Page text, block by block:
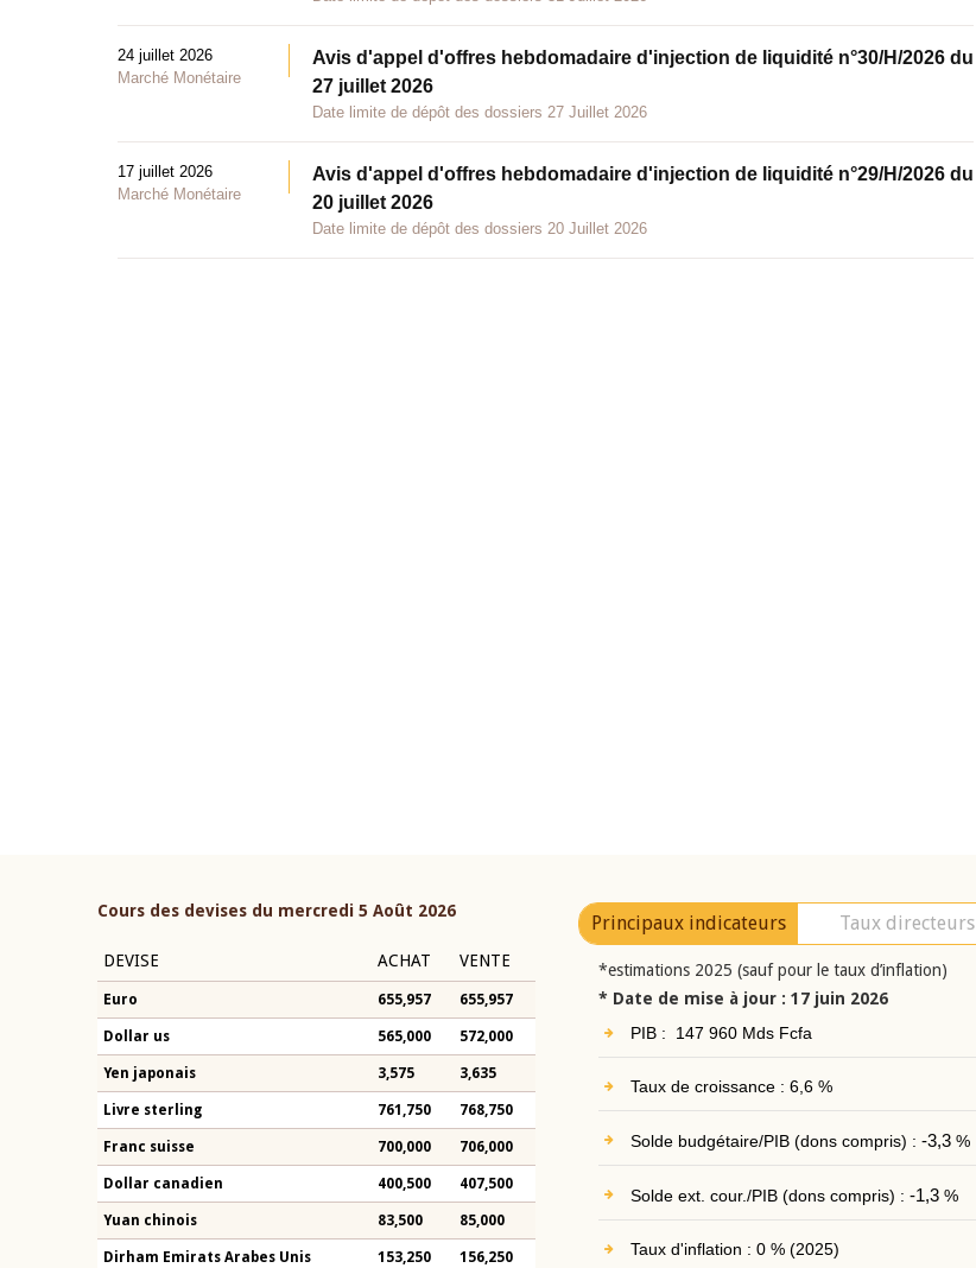
24 juillet 2026
Marché Monétaire
Avis d'appel d'offres hebdomadaire d'injection de liquidité n°30/H/2026 du
27 juillet 2026
Date limite de dépôt des dossiers 27 Juillet 2026
17 juillet 2026
Marché Monétaire
Avis d'appel d'offres hebdomadaire d'injection de liquidité n°29/H/2026 du
20 juillet 2026
Date limite de dépôt des dossiers 20 Juillet 2026
Cours des devises du mercredi 5 Août 2026
DEVISE ACHAT VENTE
Euro 655,957 655,957
Dollar us 565,000 572,000
Yen japonais 3,575 3,635
Livre sterling 761,750 768,750
Franc suisse 700,000 706,000
Dollar canadien 400,500 407,500
Yuan chinois 83,500 85,000
Dirham Emirats Arabes Unis 153,250 156,250
Principaux indicateurs Taux directeurs
*estimations 2025 (sauf pour le taux d’inflation)
* Date de mise à jour : 17 juin 2026
PIB : 147 960 Mds Fcfa
Taux de croissance : 6,6 %
Solde budgétaire/PIB (dons compris) : -3,3%
Solde ext. cour./PIB (dons compris) : -1,3%
Taux d'inflation : 0 % (2025)